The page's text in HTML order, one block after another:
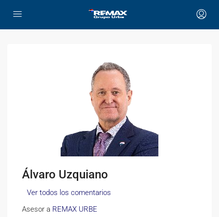
Álvaro Uzquiano
Ver todos los comentarios
Asesor a REMAX URBE